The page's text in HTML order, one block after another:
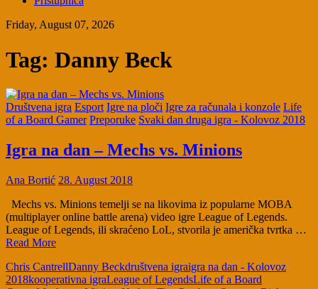
Friday, August 07, 2026
Tag: Danny Beck
Društvena igra Esport Igre na ploči Igre za računala i konzole Life
of a Board Gamer Preporuke Svaki dan druga igra - Kolovoz 2018
Igra na dan – Mechs vs. Minions
Ana Bortić 28. August 2018
Mechs vs. Minions temelji se na likovima iz popularne MOBA
(multiplayer online battle arena) video igre League of Legends.
League of Legends, ili skraćeno LoL, stvorila je američka tvrtka …
Read More
Chris CantrellDanny Beckdruštvena igraigra na dan - Kolovoz
2018kooperativna igraLeague of LegendsLife of a Board